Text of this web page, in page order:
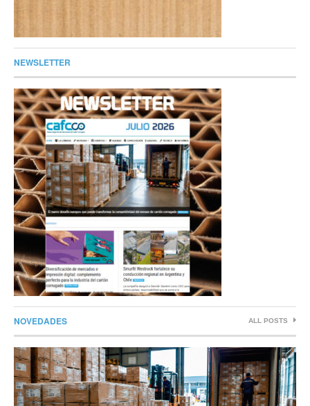
NEWSLETTER
NOVEDADES ALL POSTS